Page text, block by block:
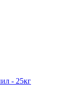
- 25кг